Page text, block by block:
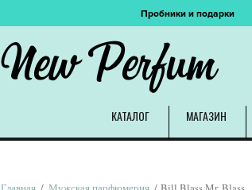
Пробники и подарки
New Perfum
КАТАЛОГ МАГАЗИН